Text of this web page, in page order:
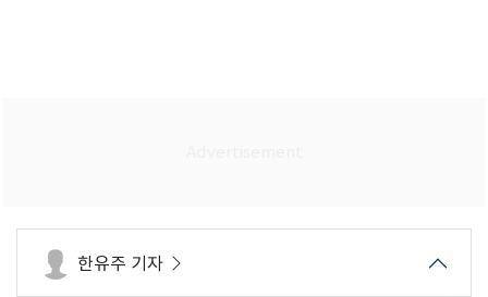
한유주 기자